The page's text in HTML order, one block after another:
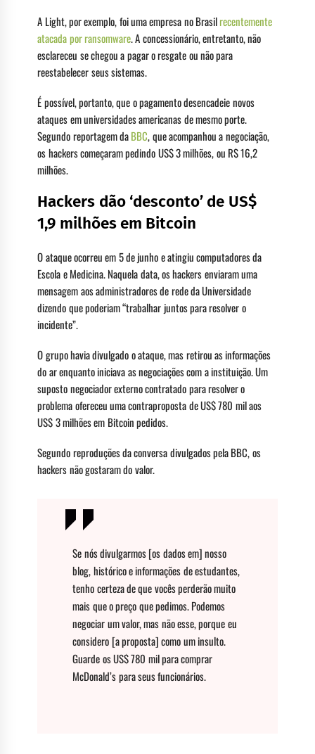
A Light, por exemplo, foi uma empresa no Brasilrecentemente
atacada por ransomware. A concessionário, entretanto, não
esclareceu se chegou a pagar o resgate ou não para
reestabelecer seus sistemas.
É possível, portanto, que o pagamento desencadeie novos
ataques em universidades americanas de mesmo porte.
Segundo reportagem daBBC, que acompanhou a negociação,
os hackers começaram pedindo US$ 3 milhões, ou R$ 16,2
milhões.
Hackers dão ‘desconto’ de US$
1,9 milhões em Bitcoin
O ataque ocorreu em 5 de junho e atingiu computadores da
Escola e Medicina. Naquela data, os hackers enviaram uma
mensagem aos administradores de rede da Universidade
dizendo que poderiam “trabalhar juntos para resolver o
incidente”.
O grupo havia divulgado o ataque, mas retirou as informações
do ar enquanto iniciava as negociações com a instituição. Um
suposto negociador externo contratado para resolver o
problema ofereceu uma contraproposta de US$ 780 mil aos
US$ 3 milhões em Bitcoin pedidos.
Segundo reproduções da conversa divulgados pela BBC, os
hackers não gostaram do valor.
Se nós divulgarmos [os dados em] nosso
blog, histórico e informações de estudantes,
tenho certeza de que vocês perderão muito
mais que o preço que pedimos. Podemos
negociar um valor, mas não esse, porque eu
considero [a proposta] como um insulto.
Guarde os US$ 780 mil para comprar
McDonald’s para seus funcionários.